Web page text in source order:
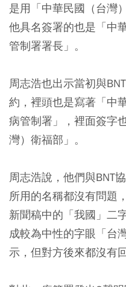
是用「中華民國（台灣
他具名簽署的也是「中
管制署署長」。
周志浩也出示當初與
約，裡頭也是寫著「中
病管制署」，裡面簽字
灣）衛福部」。
周志浩說，他們與BNT
所用的名稱都沒有問題
新聞稿中的「我國」二
成較為中性的字眼「台
示，但對方後來都沒有回